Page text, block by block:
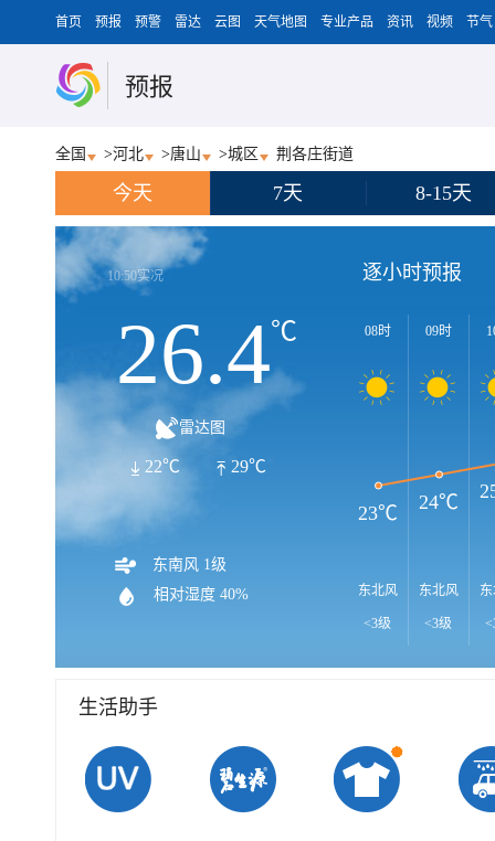
首页 预报 预警 雷达 云图 天气地图 专业产品 资讯 视频 节气
预报
全国 >河北 >唐山 >城区 荆各庄街道
今天 7天 8-15天
10:50实况
26.4℃
雷达图
29℃
22℃
东南风 1级
相对湿度 40%
逐小时预报
08时
东北风
<3级
09时
东北风
<3级
23℃ 24℃
生活助手